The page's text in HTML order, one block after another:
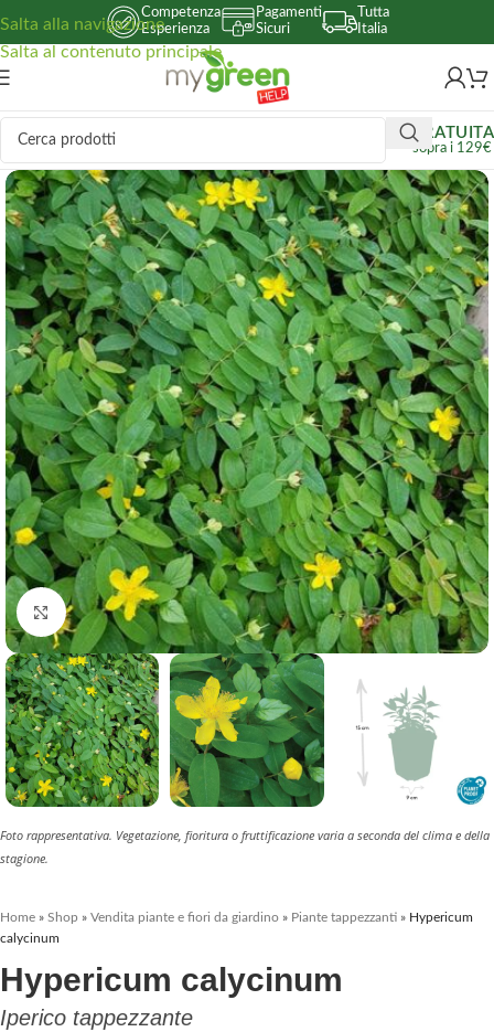
Salta alla navigazione
Salta al contenuto principale
Competenza
Esperienza
Pagamenti
Sicuri
Tutta
Italia
GRATUITA
sopra i 129€
Clicca per ingrandire
Foto rappresentativa. Vegetazione, fioritura o fruttificazione varia a seconda del clima e della
stagione.
Home » Shop » Vendita piante e fiori da giardino » Piante tappezzanti » Hypericum
calycinum
Hypericum calycinum
Iperico tappezzante